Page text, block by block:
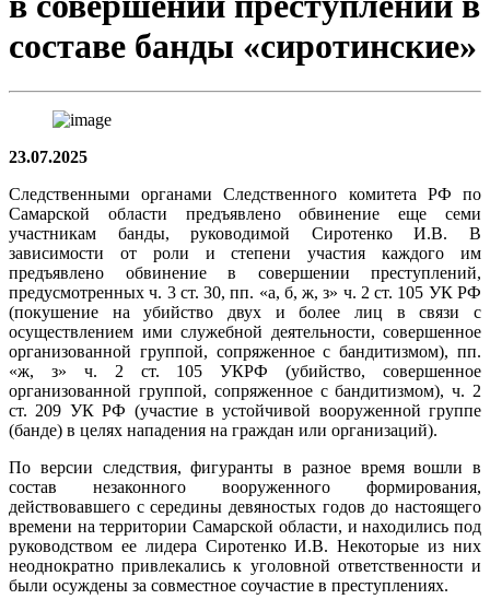
составе банды «сиротинские»
23.07.2025
Следственными органами Следственного комитета РФ по
Самарской области предъявлено обвинение еще семи
участникам банды, руководимой Сиротенко И.В. В
зависимости от роли и степени участия каждого им
предъявлено обвинение в совершении преступлений,
предусмотренных ч. 3 ст. 30, пп. «а, б, ж, з» ч. 2 ст. 105 УК РФ
(покушение на убийство двух и более лиц в связи с
осуществлением ими служебной деятельности, совершенное
организованной группой, сопряженное с бандитизмом), пп.
«ж, з» ч. 2 ст. 105 УКРФ (убийство, совершенное
организованной группой, сопряженное с бандитизмом), ч. 2
ст. 209 УК РФ (участие в устойчивой вооруженной группе
(банде) в целях нападения на граждан или организаций).
По версии следствия, фигуранты в разное время вошли в
состав незаконного вооруженного формирования,
действовавшего с середины девяностых годов до настоящего
времени на территории Самарской области, и находились под
руководством ее лидера Сиротенко И.В. Некоторые из них
неоднократно привлекались к уголовной ответственности и
были осуждены за совместное соучастие в преступлениях.